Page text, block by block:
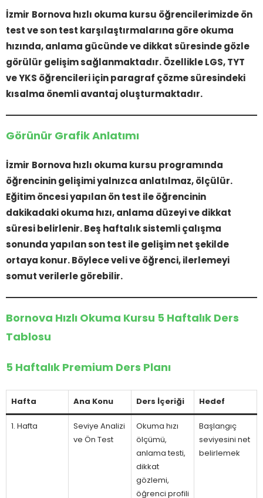
İzmir Bornova hızlı okuma kursu öğrencilerimizde ön
test ve son test karşılaştırmalarına göre okuma
hızında, anlama gücünde ve dikkat süresinde gözle
görülür gelişim sağlanmaktadır. Özellikle LGS, TYT
ve YKS öğrencileri için paragraf çözme süresindeki
kısalma önemli avantaj oluşturmaktadır.
Görünür Grafik Anlatımı
İzmir Bornova hızlı okuma kursu programında
öğrencinin gelişimi yalnızca anlatılmaz, ölçülür.
Eğitim öncesi yapılan ön test ile öğrencinin
dakikadaki okuma hızı, anlama düzeyi ve dikkat
süresi belirlenir. Beş haftalık sistemli çalışma
sonunda yapılan son test ile gelişim net şekilde
ortaya konur. Böylece veli ve öğrenci, ilerlemeyi
somut verilerle görebilir.
Bornova Hızlı Okuma Kursu 5 Haftalık Ders
Tablosu
5 Haftalık Premium Ders Planı
Hafta Ana Konu Ders İçeriği Hedef
1. Hafta
Seviye Analizi
ve Ön Test
Okuma hızı
ölçümü,
anlama testi,
dikkat
gözlemi,
öğrenci profili
Başlangıç
seviyesini net
belirlemek